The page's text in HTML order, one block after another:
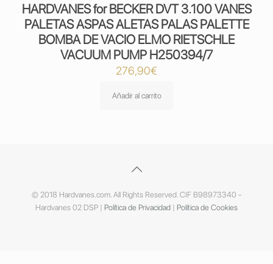
HARDVANES for BECKER DVT 3.100 VANES
PALETAS ASPAS ALETAS PALAS PALETTE
BOMBA DE VACIO ELMO RIETSCHLE
VACUUM PUMP H250394/7
276,90€
Añadir al carrito
© 2018 Hardvanes.com. All Rights Reserved. CIF B98973340 -
Hardvanes 02 DSP | Política de Privacidad | Política de Cookies